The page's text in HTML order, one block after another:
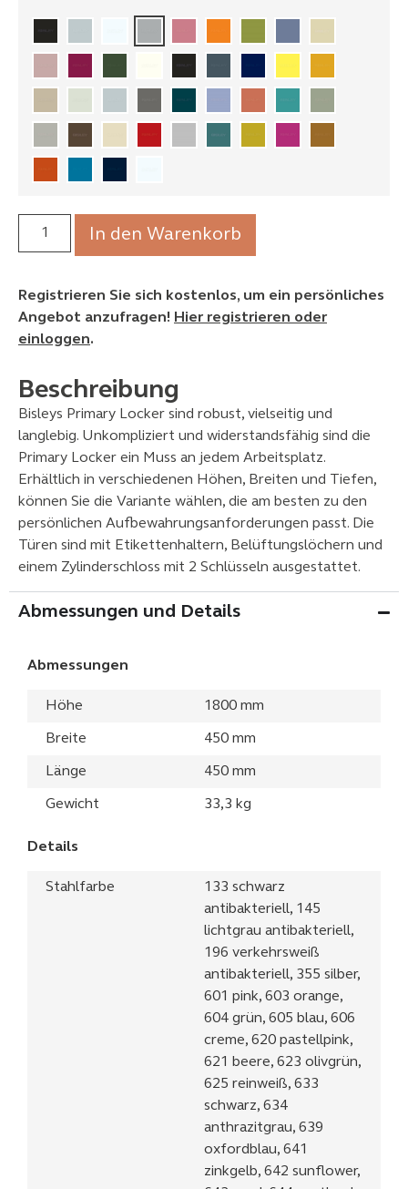
In den Warenkorb
Registrieren Sie sich kostenlos, um ein persönliches
Angebot anzufragen! Hier registrieren oder
einloggen.
Beschreibung
Bisleys Primary Locker sind robust, vielseitig und
langlebig. Unkompliziert und widerstandsfähig sind die
Primary Locker ein Muss an jedem Arbeitsplatz.
Erhältlich in verschiedenen Höhen, Breiten und Tiefen,
können Sie die Variante wählen, die am besten zu den
persönlichen Aufbewahrungsanforderungen passt. Die
Türen sind mit Etikettenhaltern, Belüftungslöchern und
einem Zylinderschloss mit 2 Schlüsseln ausgestattet.
Abmessungen und Details
Abmessungen
Höhe 1800 mm
Breite 450 mm
Länge 450 mm
Gewicht 33,3 kg
Details
Stahlfarbe
133 schwarz
antibakteriell, 145
lichtgrau antibakteriell,
196 verkehrsweiß
antibakteriell, 355 silber,
601 pink, 603 orange,
604 grün, 605 blau, 606
creme, 620 pastellpink,
621 beere, 623 olivgrün,
625 reinweiß, 633
schwarz, 634
anthrazitgrau, 639
oxfordblau, 641
zinkgelb, 642 sunflower,